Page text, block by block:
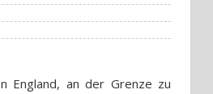
England, an der Grenze zu